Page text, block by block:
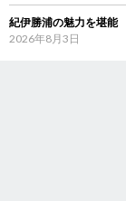
紀伊勝浦の魅力を堪能
2026年8月3日